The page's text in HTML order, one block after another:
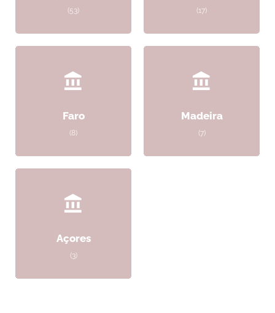
(53) (17)
Faro
(8)
Madeira
(7)
Açores
(3)